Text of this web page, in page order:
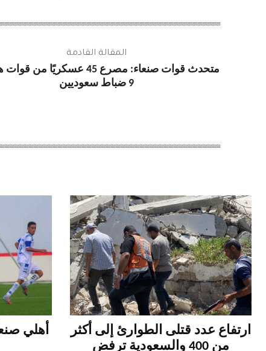
المقالة القادمة
متحدث قوات صنعاء: مصرع 45 عسكريًا
9 ضباط سعوديين
ارتفاع عدد قتلى الطوارئ إلى أكثر
من 400 والسعودية ترفض
أهلي